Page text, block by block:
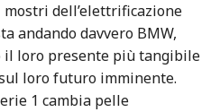
dell’elettrificazione
andando davvero BMW,
il loro presente più tangibile
loro futuro imminente.
1 cambia pelle